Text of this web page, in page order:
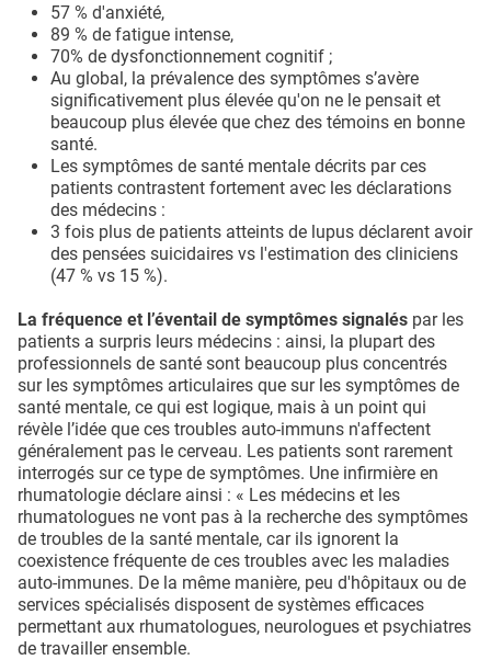
57 % d'anxiété,
89 % de fatigue intense,
70% de dysfonctionnement cognitif ;
Au global, la prévalence des symptômes s’avère
significativement plus élevée qu'on ne le pensait et
beaucoup plus élevée que chez des témoins en bonne
santé.
Les symptômes de santé mentale décrits par ces
patients contrastent fortement avec les déclarations
des médecins :
3 fois plus de patients atteints de lupus déclarent avoir
des pensées suicidaires vs l'estimation des cliniciens
(47 % vs 15 %).
La fréquence et l’éventail de symptômes signalés par les
patients a surpris leurs médecins : ainsi, la plupart des
professionnels de santé sont beaucoup plus concentrés
sur les symptômes articulaires que sur les symptômes de
santé mentale, ce qui est logique, mais à un point qui
révèle l’idée que ces troubles auto-immuns n'affectent
généralement pas le cerveau. Les patients sont rarement
interrogés sur ce type de symptômes. Une infirmière en
rhumatologie déclare ainsi : « Les médecins et les
rhumatologues ne vont pas à la recherche des symptômes
de troubles de la santé mentale, car ils ignorent la
coexistence fréquente de ces troubles avec les maladies
auto-immunes. De la même manière, peu d'hôpitaux ou de
services spécialisés disposent de systèmes efficaces
permettant aux rhumatologues, neurologues et psychiatres
de travailler ensemble.